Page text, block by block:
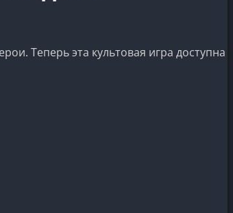
Теперь эта культовая игра доступна